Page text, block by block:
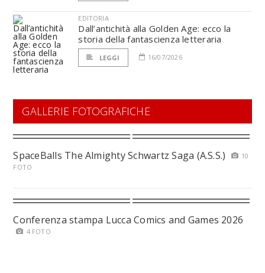
EDITORIA
Dall’antichità alla Golden Age: ecco la
storia della fantascienza letteraria
LEGGI 16/07/2026
GALLERIE FOTOGRAFICHE
SpaceBalls The Almighty Schwartz Saga (A.S.S.)
10
FOTO
Conferenza stampa Lucca Comics and Games 2026
4 FOTO